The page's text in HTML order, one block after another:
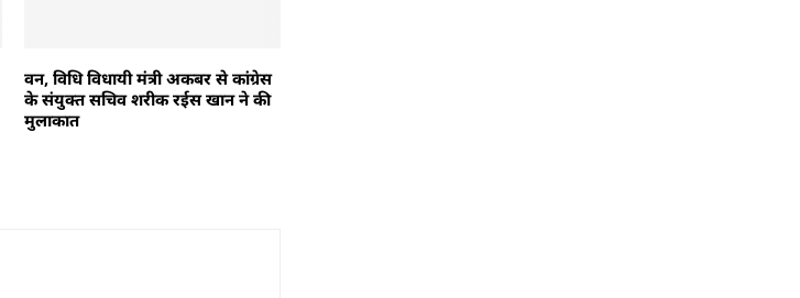
वन, विधि विधायी मंत्री अकबर से कांग्रेस
के संयुक्त सचिव शरीक रईस खान ने की
मुलाकात